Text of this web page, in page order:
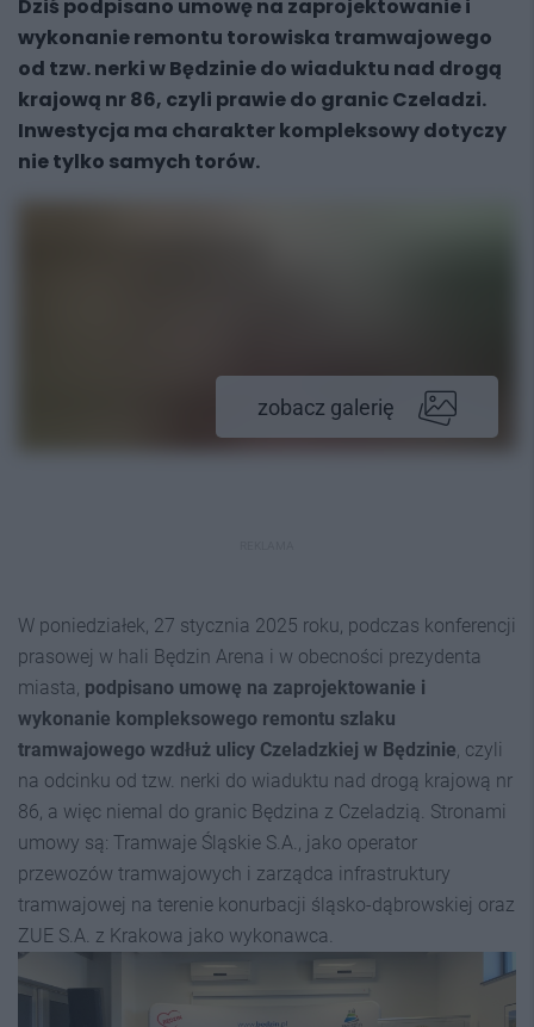
Dziś podpisano umowę na zaprojektowanie i
wykonanie remontu torowiska tramwajowego
od tzw. nerki w Będzinie do wiaduktu nad drogą
krajową nr 86, czyli prawie do granic Czeladzi.
Inwestycja ma charakter kompleksowy dotyczy
nie tylko samych torów.
zobacz galerię
W poniedziałek, 27 stycznia 2025 roku, podczas konferencji
prasowej w hali Będzin Arena i w obecności prezydenta
miasta, podpisano umowę na zaprojektowanie i
wykonanie kompleksowego remontu szlaku
tramwajowego wzdłuż ulicy Czeladzkiej w Będzinie, czyli
na odcinku od tzw. nerki do wiaduktu nad drogą krajową nr
86, a więc niemal do granic Będzina z Czeladzią. Stronami
umowy są: Tramwaje Śląskie S.A., jako operator
przewozów tramwajowych i zarządca infrastruktury
tramwajowej na terenie konurbacji śląsko-dąbrowskiej oraz
ZUE S.A. z Krakowa jako wykonawca.